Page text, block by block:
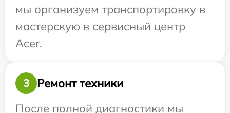
мы организуем транспортировку в
мастерскую в сервисный центр
Acer.
3
Ремонт техники
После полной диагностики мы